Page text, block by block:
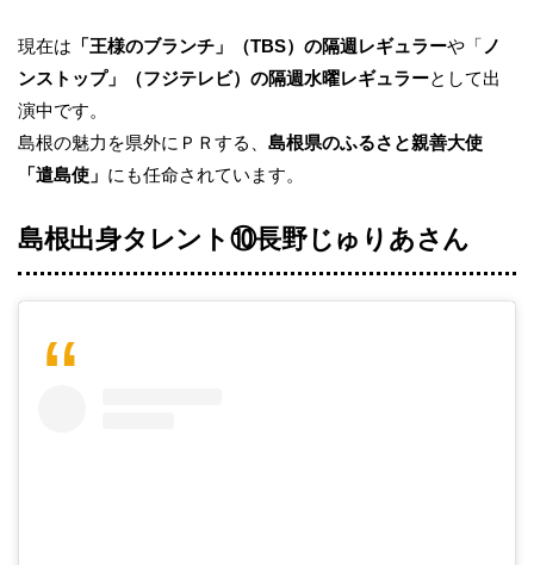
現在は 「王様のブランチ」（TBS）の隔週レギュラーや「 ノ
ンストップ」（フジテレビ）の隔週水曜レギュラーとして出
演中です。
島根の魅力を県外にＰＲする、 島根県のふるさと親善大使
「遣島使」 にも任命されています。
島根出身タレント⑩長野じゅりあさん